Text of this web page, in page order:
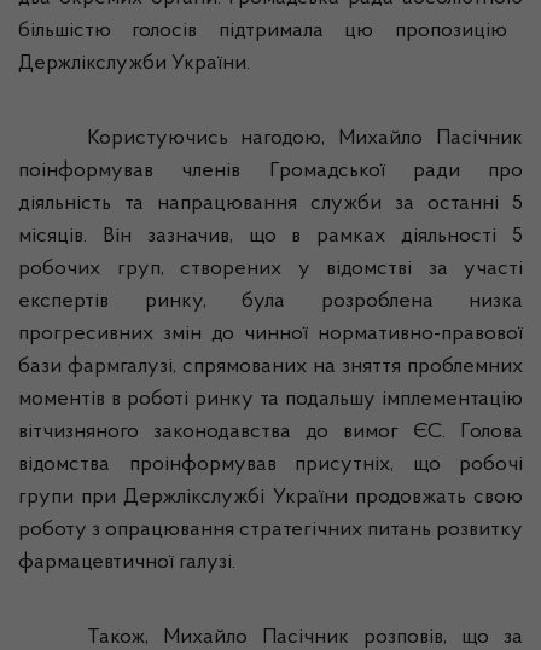
більшістю голосів підтримала цю пропозицію
Держлікслужби України.
Користуючись нагодою, Михайло Пасічник
поінформував членів
Громадської ради про
діяльність та напрацювання служби за останні 5
місяців. Він зазначив, що в рамках діяльності 5
робочих груп, створених у відомстві за участі
експертів ринку, була розроблена низка
прогресивних змін до чинної нормативно-правової
бази фармгалузі, спрямованих на зняття проблемних
моментів в роботі ринку та подальшу імплементацію
вітчизняного законодавства до вимог ЄС. Голова
відомства проінформував присутніх, що робочі
групи приДержлікслужбі України продовжать свою
роботу з опрацювання стратегічних питань розвитку
фармацевтичної галузі.
Також, Михайло Пасічник розповів, що за